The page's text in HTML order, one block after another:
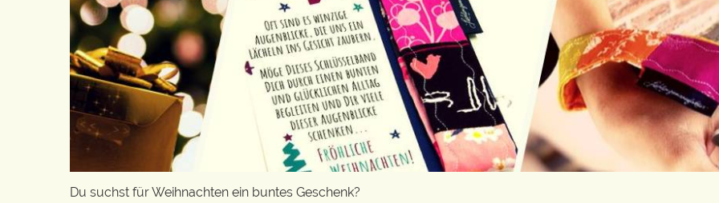
Du suchst für Weihnachten ein buntes Geschenk?